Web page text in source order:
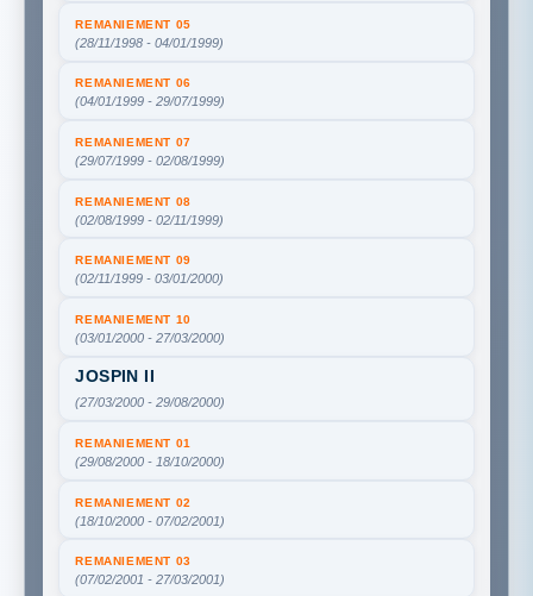
REMANIEMENT 05
(28/11/1998 - 04/01/1999)
REMANIEMENT 06
(04/01/1999 - 29/07/1999)
REMANIEMENT 07
(29/07/1999 - 02/08/1999)
REMANIEMENT 08
(02/08/1999 - 02/11/1999)
REMANIEMENT 09
(02/11/1999 - 03/01/2000)
REMANIEMENT 10
(03/01/2000 - 27/03/2000)
JOSPIN II
(27/03/2000 - 29/08/2000)
REMANIEMENT 01
(29/08/2000 - 18/10/2000)
REMANIEMENT 02
(18/10/2000 - 07/02/2001)
REMANIEMENT 03
(07/02/2001 - 27/03/2001)